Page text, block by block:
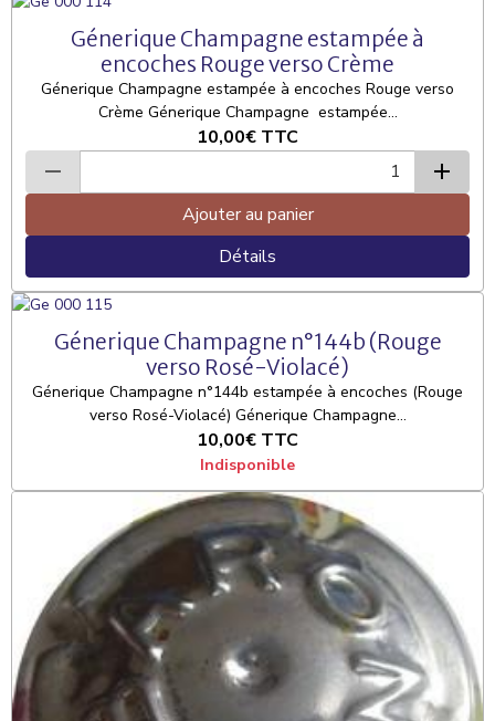
Génerique Champagne estampée à
encoches Rouge verso Crème
Génerique Champagne estampée à encoches Rouge verso
Crème Génerique Champagne estampée...
10,00€ TTC
Ajouter au panier
Détails
Génerique Champagne n°144b (Rouge
verso Rosé-Violacé)
Génerique Champagne n°144b estampée à encoches (Rouge
verso Rosé-Violacé) Génerique Champagne...
10,00€ TTC
Indisponible